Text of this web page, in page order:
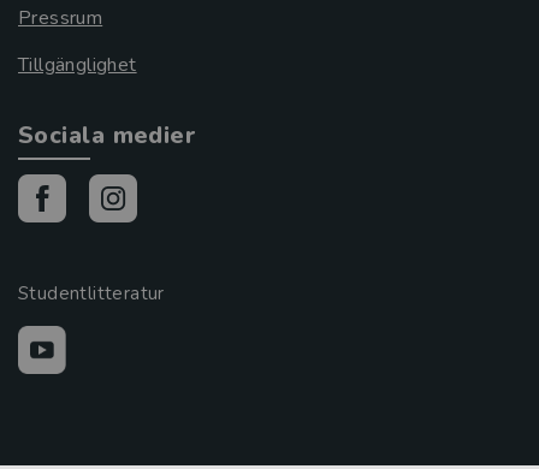
Pressrum
Tillgänglighet
Sociala medier
Studentlitteratur